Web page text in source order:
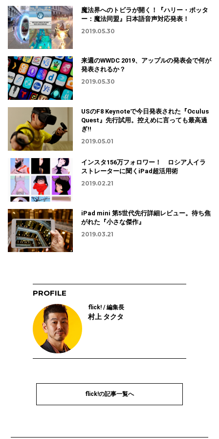
魔法界へのトビラが開く！『ハリー・ポッタ
ー：魔法同盟』日本語音声対応発表！
2019.05.30
来週のWWDC 2019、アップルの発表会で何が
発表されるか？
2019.05.30
USのF8 Keynoteで今日発表された『Oculus
Quest』先行試用。控えめに言っても最高過
ぎ!!
2019.05.01
インスタ156万フォロワー！ ロシア人イラ
ストレーターに聞くiPad超活用術
2019.02.21
iPad mini 第5世代先行詳細レビュー。待ち焦
がれた『小さな傑作』
2019.03.21
PROFILE
flick! / 編集長
村上 タクタ
flick!の記事一覧へ